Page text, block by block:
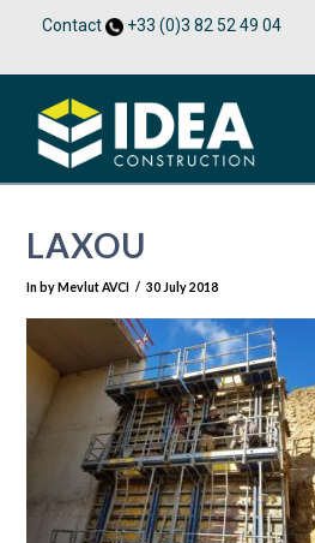
Contact +33 (0)3 82 52 49 04
LAXOU
In by Mevlut AVCI 30 July 2018